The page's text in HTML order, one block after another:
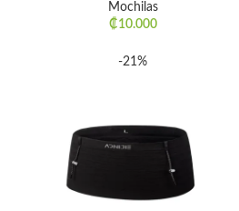
Mochilas
₡10.000
-21%